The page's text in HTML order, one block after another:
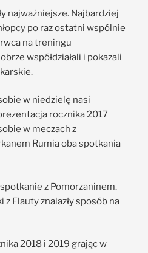
najważniejsze. Najbardziej
po raz ostatni wspólnie
na treningu
współdziałali i pokazali
w niedzielę nasi
rocznika 2017
w meczach z
Rumia oba spotkania
z Pomorzaninem.
Flauty znalazły sposób na
2018 i 2019 grając w